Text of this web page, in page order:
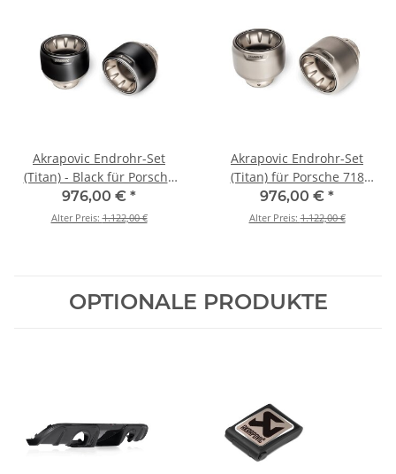
Akrapovic Endrohr-Set
(Titan) - Black für Porsche
718 Cayman GT4 / Spyder BJ
2020 > 2023 (TP-T/S/28)
976,00 € *
Alter Preis:1.122,00 €
Akrapovic Endrohr-Set
(Titan) für Porsche 718
Cayman GT4 / Spyder -
OPF/GPF BJ 2020 > 2023 (TP-
976,00 € *
Alter Preis:1.122,00 €
OPTIONALE PRODUKTE